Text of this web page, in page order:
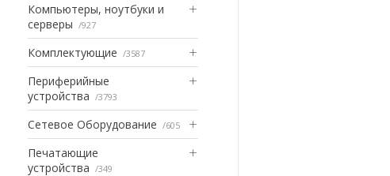
Компьютеры, ноутбуки и
серверы
927
Комплектующие 3587
Периферийные
устройства
3793
Сетевое Оборудование 605
Печатающие
устройства
349